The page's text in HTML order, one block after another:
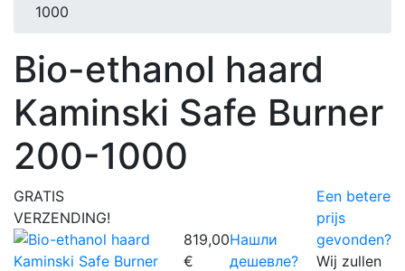
1000
Bio-ethanol haard
Kaminski Safe Burner
200-1000
GRATIS
VERZENDING!
819,00
€
Нашли
дешевле?
Een betere
prijs
gevonden?
Wij zullen